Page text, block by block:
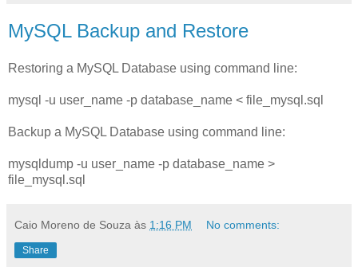
MySQL Backup and Restore
Restoring a MySQL Database using command line:
mysql -u user_name -p database_name < file_mysql.sql
Backup a MySQL Database using command line:
mysqldump -u user_name -p database_name >
file_mysql.sql
Caio Moreno de Souza às 1:16 PM No comments:
Share